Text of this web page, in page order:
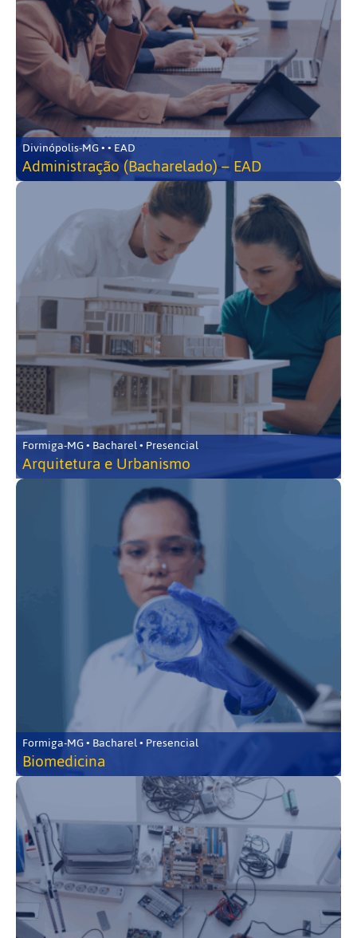
Divinópolis-MG • • EAD
Administração (Bacharelado) – EAD
Formiga-MG • Bacharel • Presencial
Arquitetura e Urbanismo
Formiga-MG • Bacharel • Presencial
Biomedicina